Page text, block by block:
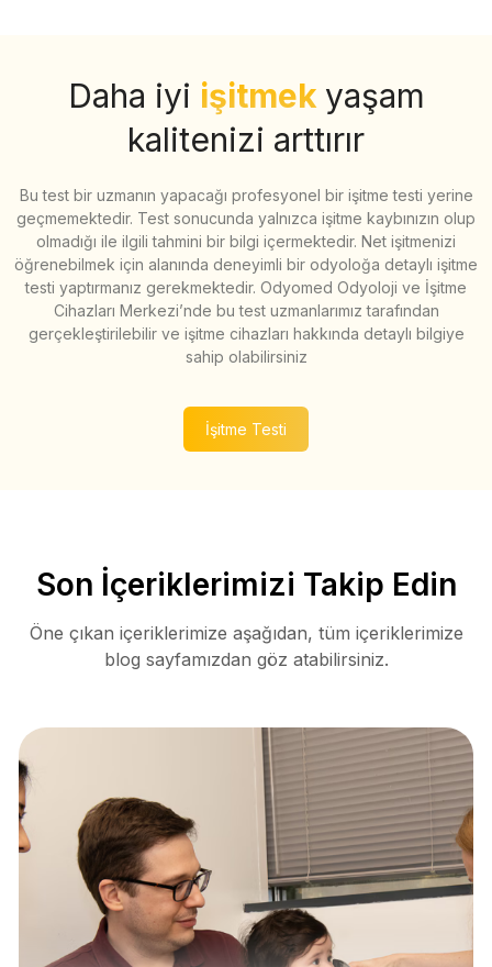
Daha iyi işitmek yaşam
kalitenizi arttırır
Bu test bir uzmanın yapacağı profesyonel bir işitme testi yerine
geçmemektedir. Test sonucunda yalnızca işitme kaybınızın olup
olmadığı ile ilgili tahmini bir bilgi içermektedir. Net işitmenizi
öğrenebilmek için alanında deneyimli bir odyoloğa detaylı işitme
testi yaptırmanız gerekmektedir. Odyomed Odyoloji ve İşitme
Cihazları Merkezi’nde bu test uzmanlarımız tarafından
gerçekleştirilebilir ve işitme cihazları hakkında detaylı bilgiye
sahip olabilirsiniz
İşitme Testi
Son İçeriklerimizi Takip Edin
Öne çıkan içeriklerimize aşağıdan, tüm içeriklerimize
blog sayfamızdan göz atabilirsiniz.